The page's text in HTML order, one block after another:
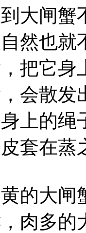
大闸蟹
然也
把它
会散发
上的绳
套在蒸
的大闸
肉多的